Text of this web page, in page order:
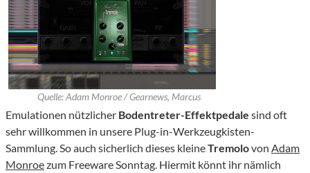
Quelle: Adam Monroe / Gearnews, Marcus
Emulationen nützlicher Bodentreter-Effektpedale sind oft
sehr willkommen in unsere Plug-in-Werkzeugkisten-
Sammlung. So auch sicherlich dieses kleineTremolovon Adam
Monroezum Freeware Sonntag. Hiermit könnt ihr nämlich